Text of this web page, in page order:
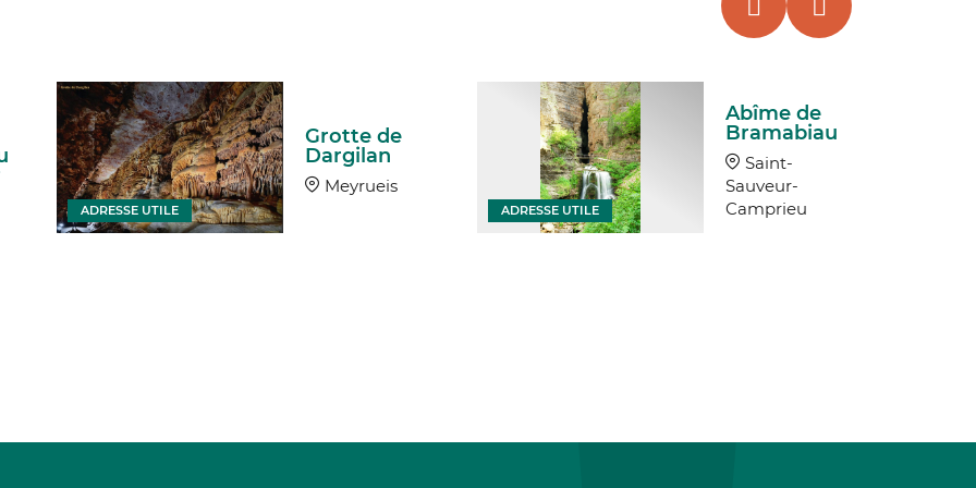
Grotte de
Dargilan
Meyrueis
ADRESSE UTILE
Abîme de
Bramabiau
Saint-
Sauveur-
Camprieu
ADRESSE UTILE